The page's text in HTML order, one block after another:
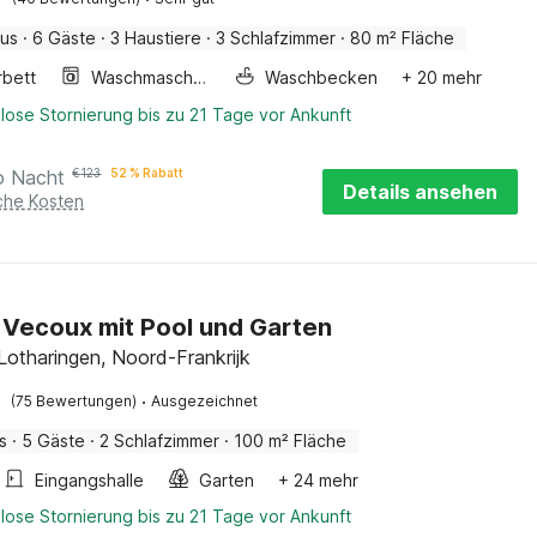
· 6 Gäste · 3 Haustiere · 3 Schlafzimmer · 80 m² Fläche
Waschmaschine Waschbecken
+ 20 mehr
Stornierung bis zu 21 Tage vor Ankunft
Nacht €123 52 % Rabatt
Kosten Details ansehen
mit Pool und Garten
Noord-Frankrijk
(75 Bewertungen) · Ausgezeichnet
· 5 Gäste · 2 Schlafzimmer · 100 m² Fläche
Eingangshalle
Garten
+ 24 mehr
Stornierung bis zu 21 Tage vor Ankunft